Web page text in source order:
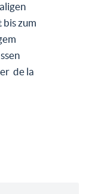
zum
de la